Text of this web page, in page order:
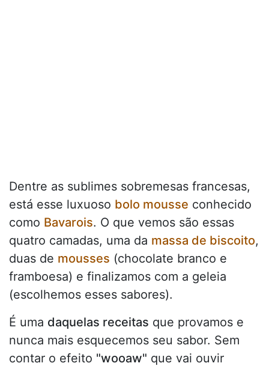
Dentre as sublimes sobremesas francesas,
está esse luxuoso bolo mousse conhecido
como Bavarois. O que vemos são essas
quatro camadas, uma da massa de biscoito,
duas de mousses (chocolate branco e
framboesa) e finalizamos com a geleia
(escolhemos esses sabores).
É uma daquelas receitas que provamos e
nunca mais esquecemos seu sabor. Sem
contar o efeito "wooaw" que vai ouvir